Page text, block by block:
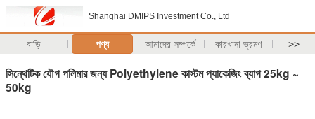
Shanghai DMIPS Investment Co., Ltd
বাড়ি পণ্য আমাদের সম্পর্কে কারখানা ভ্রমণ >>
সিন্থেটিক যৌগ পলিমার জন্য Polyethylene কাস্টম প্যাকেজিং ব্যাগ 25kg ~
50kg